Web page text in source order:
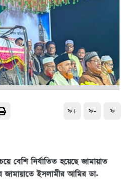
ফ+ ফ- ফ
বেশি নির্যাতিত হয়েছে জামায়াত
জামায়াতে ইসলামীর আমির ডা.